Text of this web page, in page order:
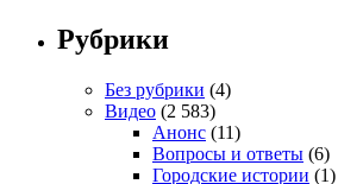
Рубрики
Без рубрики (4)
Видео (2 583)
Анонс (11)
Вопросы и ответы (6)
Городские истории (1)